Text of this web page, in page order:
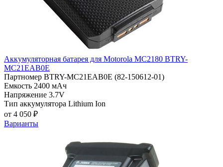
Аккумуляторная батарея для Motorola MC2180 BTRY-
MC21EAB0E
Партномер BTRY-MC21EAB0E (82-150612-01)
Емкость 2400 мАч
Напряжение 3.7V
Тип аккумулятора Lithium Ion
от 4 050 ₽
Варианты